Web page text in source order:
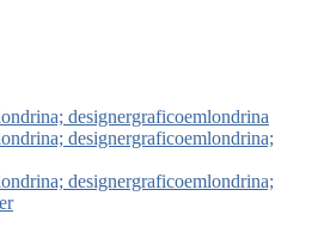
designergraficoemlondrina
designergraficoemlondrina;
designergraficoemlondrina;